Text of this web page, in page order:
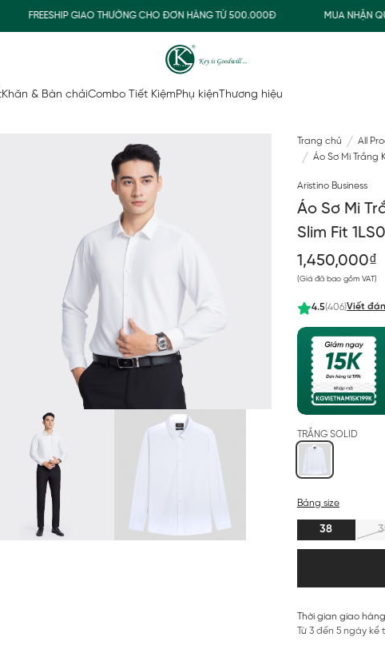
FREESHIP GIAO THƯỜNG CHO ĐƠN HÀNG TỪ 500.000Đ MUA NHẬN QUÀ
Khăn & Bàn chảiCombo Tiết KiệmPhụ kiện Thương hiệu
Trang chủ
All
Áo Sơ Mi Trắng
Aristino Business
Áo Sơ Mi
Slim Fit
1,450,000₫
(Giá đã bao gồm VAT)
4.5(406)Viết
TRẮNG SOLID
Bảng size
38
Thời gian giao
Từ 3 đến 5 ngày